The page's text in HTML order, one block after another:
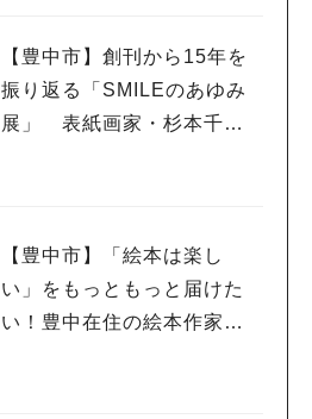
【豊中市】創刊から15年を
振り返る「SMILEのあゆみ
展」 表紙画家・杉本千佳
【豊中市】「絵本は楽し
い」をもっともっと届けた
い！豊中在住の絵本作家・